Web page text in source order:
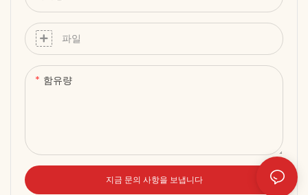
파일
함유량
지금 문의 사항을 보냅니다
컴팩트하고 휴대하기 편리한 크
기: 7.5 × 19.5cm, 가정, 사무실
또는 이동 중에도 사용하기에 적
합합니다. 스마트하고 다재다능
하며 강력한 정밀 광선 요법을
손쉽게 경험해 보세요.